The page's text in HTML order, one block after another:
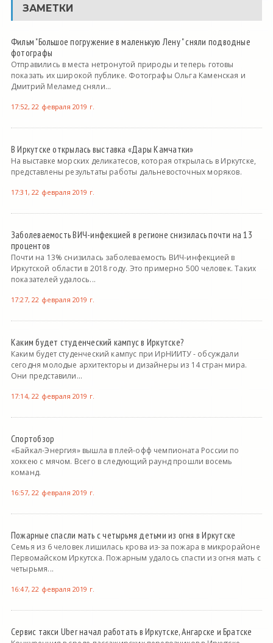
ЗАМЕТКИ
Фильм "Большое погружение в маленькую Лену " сняли подводные
фотографы
Отправились в места нетронутой природы и теперь готовы
показать их широкой публике. Фотографы Ольга Каменская и
Дмитрий Меламед сняли...
17:52, 22 февраля 2019 г.
В Иркутске открылась выставка «Дары Камчатки»
На выставке морских деликатесов, которая открылась в Иркутске,
представлены результаты работы дальневосточных моряков.
17:31, 22 февраля 2019 г.
Заболеваемость ВИЧ-инфекцией в регионе снизилась почти на 13
процентов
Почти на 13% снизилась заболеваемость ВИЧ-инфекцией в
Иркутской области в 2018 году. Это примерно 500 человек. Таких
показателей удалось...
17:27, 22 февраля 2019 г.
Каким будет студенческий кампус в Иркутске?
Каким будет студенческий кампус при ИрНИИТУ - обсуждали
сегодня молодые архитекторы и дизайнеры из 14 стран мира.
Они представили...
17:14, 22 февраля 2019 г.
Спортобзор
«Байкал-Энергия» вышла в плей-офф чемпионата России по
хоккею с мячом. Всего в следующий раунд прошли восемь
команд.
16:57, 22 февраля 2019 г.
Пожарные спасли мать с четырьмя детьми из огня в Иркутске
Семья из 6 человек лишилась крова из-за пожара в микрорайоне
Первомайском Иркутска. Пожарным удалось спасти из огня мать с
четырьмя...
16:47, 22 февраля 2019 г.
Сервис такси Uber начал работать в Иркутске, Ангарске и Братске